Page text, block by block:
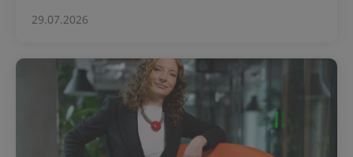
29.07.2026